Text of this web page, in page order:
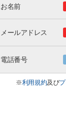
お名前
メールアドレス
電話番号
※利用規約及び